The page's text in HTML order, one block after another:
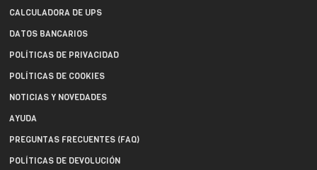
CALCULADORA DE UPS
DATOS BANCARIOS
POLÍTICAS DE PRIVACIDAD
POLÍTICAS DE COOKIES
NOTICIAS Y NOVEDADES
AYUDA
PREGUNTAS FRECUENTES (FAQ)
POLÍTICAS DE DEVOLUCIÓN